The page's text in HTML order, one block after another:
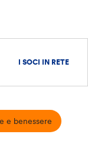
I SOCI IN RETE
e benessere